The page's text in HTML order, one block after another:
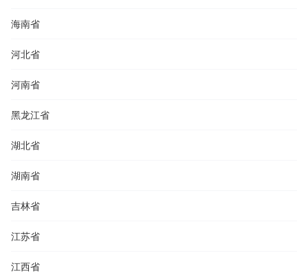
海南省
河北省
河南省
黑龙江省
湖北省
湖南省
吉林省
江苏省
江西省